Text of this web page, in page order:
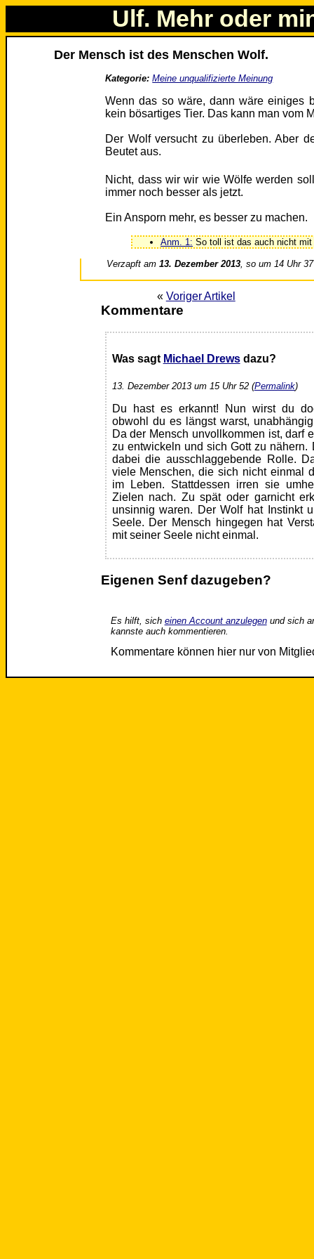
Ulf. Mehr oder
Der Mensch ist des Menschen Wolf.
Kategorie: Meine unqualifizierte Meinung
Wenn das so wäre, dann wäre einiges
kein bösartiges Tier. Das kann man vom
Der Wolf versucht zu überleben. Aber
Beutet aus.
Nicht, dass wir wir wie Wölfe werden
immer noch besser als jetzt.
Ein Ansporn mehr, es besser zu machen.
Anm. 1: So toll ist das auch nicht mit
Verzapft am13. Dezember 2013 , so um 14 Uhr 37
« Voriger Artikel
Kommentare
Was sagt Michael Drewsdazu?
13. Dezember 2013 um 15 Uhr 52 (Permalink)
Du hast es erkannt! Nun wirst du
obwohl du es längst warst,
Da der Mensch unvollkommen ist, darf
zu entwickeln und sich Gott zu
dabei die ausschlaggebende Rolle.
viele Menschen, die sich nicht einmal
im Leben. Stattdessen irren sie
Zielen nach. Zu spät oder garnicht
unsinnig waren. Der Wolf hat Instinkt
Seele. Der Mensch hingegen hat
mit seiner Seele nicht einmal.
Eigenen Senf dazugeben?
Es hilft, sich einen Account anzulegenund sich
kannste auch kommentieren.
Kommentare können hier nur von